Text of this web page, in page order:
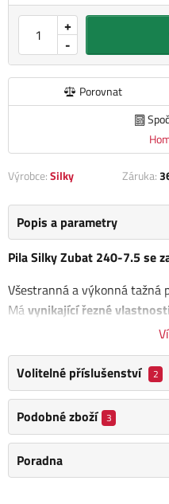
-
+
Porovnat
Výrobce:Silky Záruka:
Popis a parametry
Pila Silky Zubat 240-7.5 se
Všestranná a výkonná tažná
Mávynikající řezné
Zahnutá čepel
ostré a zanechají po sobě
Rozměr: 445 x 120 x
Délka pilového listu:
Výhody:
Volitelné příslušenství 2
Podobné zboží 3
Poradna